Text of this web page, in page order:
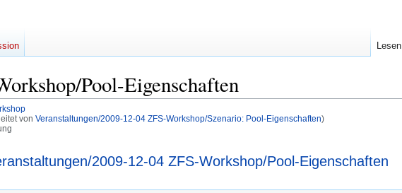
Pool-Eigenschaften
von Veranstaltungen/2009-12-04 ZFS-Workshop/Szenario: Pool-Eigenschaften)
2009-12-04 ZFS-Workshop/Pool-Eigenschaften
Lesen